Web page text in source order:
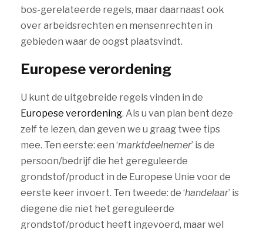
bos-gerelateerde regels, maar daarnaast ook
over arbeidsrechten en mensenrechten in
gebieden waar de oogst plaatsvindt.
Europese verordening
U kunt de uitgebreide regels vinden in de
Europese verordening. Als u van plan bent deze
zelf te lezen, dan geven we u graag twee tips
mee. Ten eerste: een ‘marktdeelnemer’ is de
persoon/bedrijf die het gereguleerde
grondstof/product in de Europese Unie voor de
eerste keer invoert. Ten tweede: de ‘handelaar’ is
diegene die niet het gereguleerde
grondstof/product heeft ingevoerd, maar wel